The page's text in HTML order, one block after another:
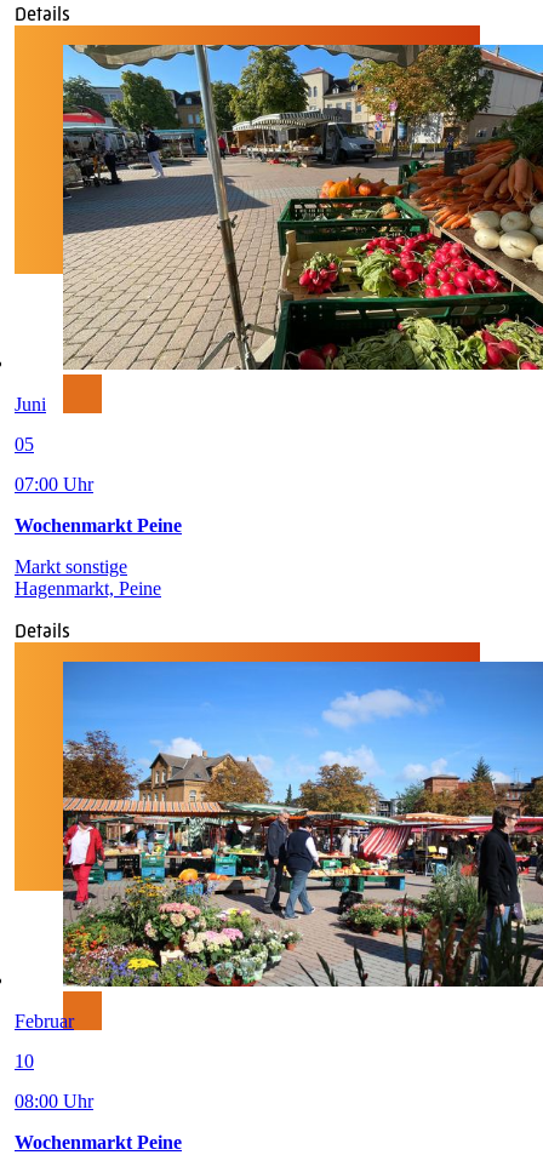
Details
Juni
05
07:00 Uhr
Wochenmarkt Peine
Markt sonstige
Hagenmarkt, Peine
Details
Februar
10
08:00 Uhr
Wochenmarkt Peine